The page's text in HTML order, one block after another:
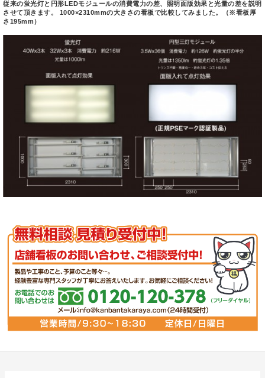
従来の蛍光灯と円形LEDモジュールの消費電力の差、照明面版効果と光量の差を説明
させて頂きます。 1000×2310mmの大きさの看板で比較してみました。（※看板厚
さ195mm）